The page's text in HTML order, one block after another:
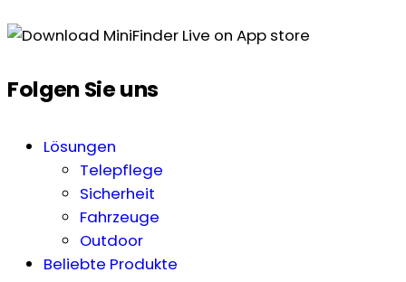
Folgen Sie uns
Lösungen
Telepflege
Sicherheit
Fahrzeuge
Outdoor
Beliebte Produkte